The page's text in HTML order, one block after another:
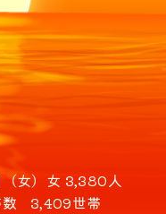
女） 女 3,380人
3,409世帯